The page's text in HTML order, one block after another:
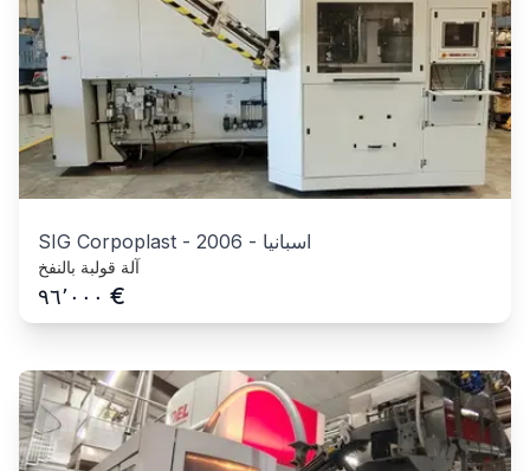
SIG Corpoplast - 2006 - اسبانيا
آلة قولبة بالنفخ
٩٦٬٠٠٠ €